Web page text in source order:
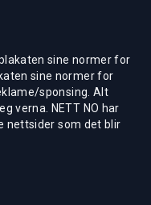
sine normer for
sine normer for
sponsing. Alt
verna. NETT NO har
nettsider som det blir